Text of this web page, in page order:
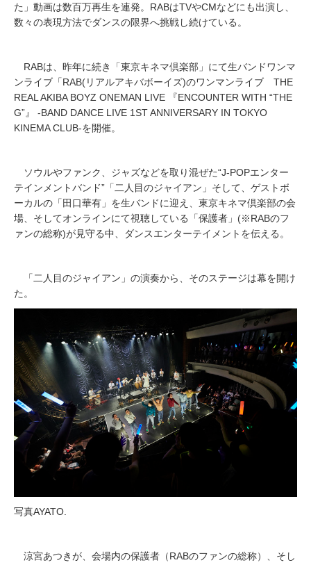
た」動画は数百万再生を連発。RABはTVやCMなどにも出演し、
数々の表現方法でダンスの限界へ挑戦し続けている。
RABは、昨年に続き「東京キネマ倶楽部」にて生バンドワンマ
ンライブ「RAB(リアルアキバボーイズ)のワンマンライブ THE
REAL AKIBA BOYZ ONEMAN LIVE 『ENCOUNTER WITH “THE
G”』 -BAND DANCE LIVE 1ST ANNIVERSARY IN TOKYO
KINEMA CLUB-を開催。
ソウルやファンク、ジャズなどを取り混ぜた“J-POPエンター
テインメントバンド”「二人目のジャイアン」そして、ゲストボ
ーカルの「田口華有」を生バンドに迎え、東京キネマ倶楽部の会
場、そしてオンラインにて視聴している「保護者」(※RABのフ
ァンの総称)が見守る中、ダンスエンターテイメントを伝える。
「二人目のジャイアン」の演奏から、そのステージは幕を開け
た。
写真AYATO.
涼宮あつきが、会場内の保護者（RABのファンの総称）、そし